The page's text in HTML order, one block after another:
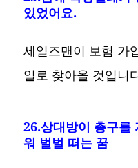
있었어요.
세일즈맨이 보험 가
일로 찾아올 것입니
26.상대방이 총구를
워 벌벌 떠는 꿈